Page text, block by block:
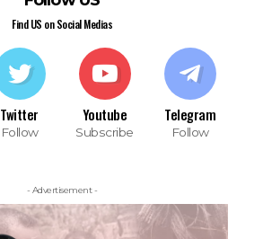
Find US on Social Medias
Twitter
Follow
Youtube
Subscribe
Telegram
Follow
- Advertisement -